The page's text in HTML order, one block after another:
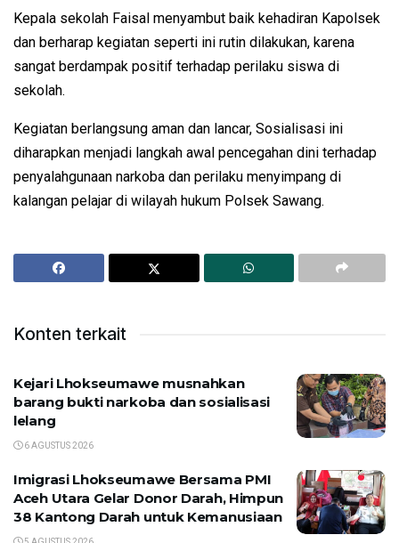
Kepala sekolah Faisal menyambut baik kehadiran Kapolsek
dan berharap kegiatan seperti ini rutin dilakukan, karena
sangat berdampak positif terhadap perilaku siswa di
sekolah.
Kegiatan berlangsung aman dan lancar, Sosialisasi ini
diharapkan menjadi langkah awal pencegahan dini terhadap
penyalahgunaan narkoba dan perilaku menyimpang di
kalangan pelajar di wilayah hukum Polsek Sawang.
Konten terkait
Kejari Lhokseumawe musnahkan
barang bukti narkoba dan sosialisasi
lelang
6 AGUSTUS 2026
Imigrasi Lhokseumawe Bersama PMI
Aceh Utara Gelar Donor Darah, Himpun
38 Kantong Darah untuk Kemanusiaan